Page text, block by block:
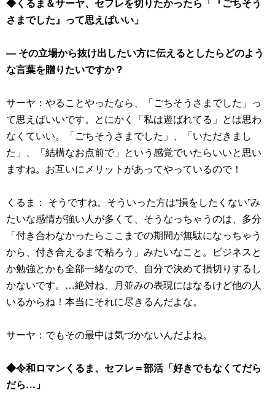
さまでした』って思えばいい」
― その立場から抜け出したい方に伝えるとしたらどのよう
な言葉を贈りたいですか？
サーヤ：やることやったなら、「ごちそうさまでした」っ
て思えばいいです。とにかく「私は遊ばれてる」とは思わ
なくていい。「ごちそうさまでした」、「いただきまし
た」、「結構なお点前で」という感覚でいたらいいと思い
ますね。お互いにメリットがあってやっているので！
くるま： そうですね。そういった方は“損をしたくない”み
たいな感情が強い人が多くて、そうなっちゃうのは、多分
「付き合わなかったらここまでの期間が無駄になっちゃう
から、付き合えるまで粘ろう」みたいなこと。ビジネスと
か勉強とかも全部一緒なので、自分で決めて損切りするし
かないです。…絶対ね、月並みの表現にはなるけど他の人
いるからね！本当にそれに尽きるんだよな。
サーヤ：でもその最中は気づかないんだよね。
◆令和ロマンくるま、セフレ＝部活「好きでもなくてだら
だら…」